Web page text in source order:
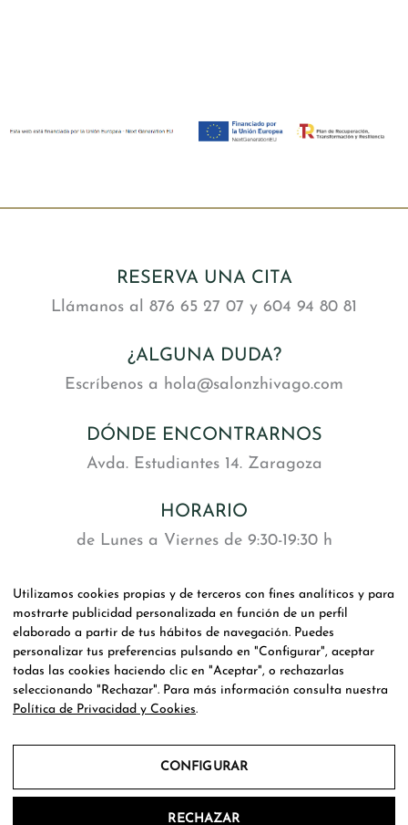
RESERVA UNA CITA
Llámanos al 876 65 27 07 y 604 94 80 81
¿ALGUNA DUDA?
Escríbenos a hola@salonzhivago.com
DÓNDE ENCONTRARNOS
Avda. Estudiantes 14. Zaragoza
HORARIO
de Lunes a Viernes de 9:30-19:30 h
SOCIAL
Accesibilidad
Ayudas recibidas
Utilizamos cookies propias y de terceros con fines analíticos y para
mostrarte publicidad personalizada en función de un perfil
elaborado a partir de tus hábitos de navegación. Puedes
personalizar tus preferencias pulsando en "Configurar", aceptar
todas las cookies haciendo clic en "Aceptar", o rechazarlas
seleccionando "Rechazar". Para más información consulta nuestra
Política de Privacidad y Cookies.
CONFIGURAR
RECHAZAR